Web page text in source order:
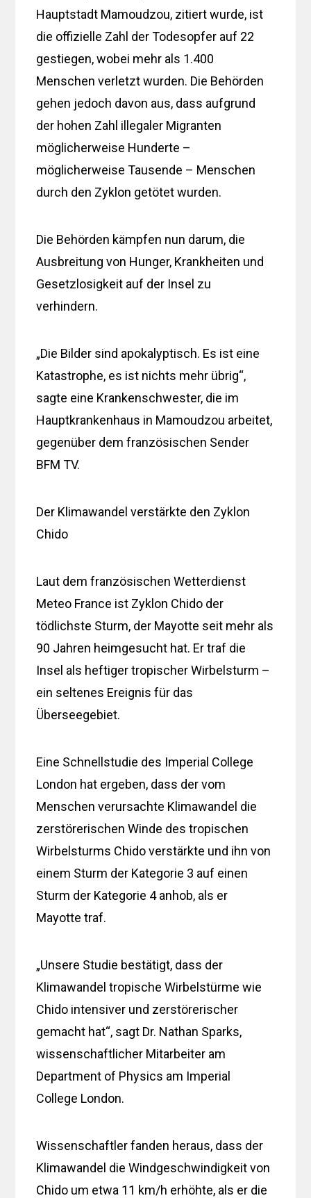
Hauptstadt Mamoudzou, zitiert wurde, ist
die offizielle Zahl der Todesopfer auf 22
gestiegen, wobei mehr als 1.400
Menschen verletzt wurden. Die Behörden
gehen jedoch davon aus, dass aufgrund
der hohen Zahl illegaler Migranten
möglicherweise Hunderte –
möglicherweise Tausende – Menschen
durch den Zyklon getötet wurden.
Die Behörden kämpfen nun darum, die
Ausbreitung von Hunger, Krankheiten und
Gesetzlosigkeit auf der Insel zu
verhindern.
„Die Bilder sind apokalyptisch. Es ist eine
Katastrophe, es ist nichts mehr übrig“,
sagte eine Krankenschwester, die im
Hauptkrankenhaus in Mamoudzou arbeitet,
gegenüber dem französischen Sender
BFM TV.
Der Klimawandel verstärkte den Zyklon
Chido
Laut dem französischen Wetterdienst
Meteo France ist Zyklon Chido der
tödlichste Sturm, der Mayotte seit mehr als
90 Jahren heimgesucht hat. Er traf die
Insel als heftiger tropischer Wirbelsturm –
ein seltenes Ereignis für das
Überseegebiet.
Eine Schnellstudie des Imperial College
London hat ergeben, dass der vom
Menschen verursachte Klimawandel die
zerstörerischen Winde des tropischen
Wirbelsturms Chido verstärkte und ihn von
einem Sturm der Kategorie 3 auf einen
Sturm der Kategorie 4 anhob, als er
Mayotte traf.
„Unsere Studie bestätigt, dass der
Klimawandel tropische Wirbelstürme wie
Chido intensiver und zerstörerischer
gemacht hat“, sagt Dr. Nathan Sparks,
wissenschaftlicher Mitarbeiter am
Department of Physics am Imperial
College London.
Wissenschaftler fanden heraus, dass der
Klimawandel die Windgeschwindigkeit von
Chido um etwa 11 km/h erhöhte, als er die